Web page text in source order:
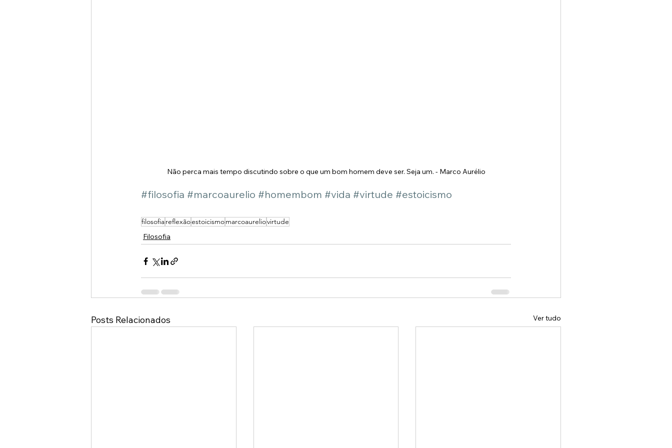
Não perca mais tempo discutindo sobre o que um bom homem deve ser. Seja um. - Marco Aurélio
#filosofia #marcoaurelio #homembom #vida #virtude #estoicismo
filosofiareflexãoestoicismomarcoaureliovirtude
Filosofia
Posts Relacionados Ver tudo